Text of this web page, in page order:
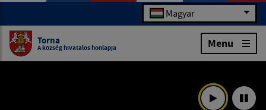
Magyar
Torna
A község hivatalos honlapja Menu